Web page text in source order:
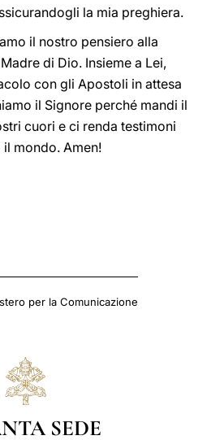
la mia preghiera.
il nostro pensiero alla
di Dio. Insieme a Lei,
con gli Apostoli in attesa
il Signore perché mandi il
cuori e ci renda testimoni
mondo. Amen!
per la Comunicazione
SEDE